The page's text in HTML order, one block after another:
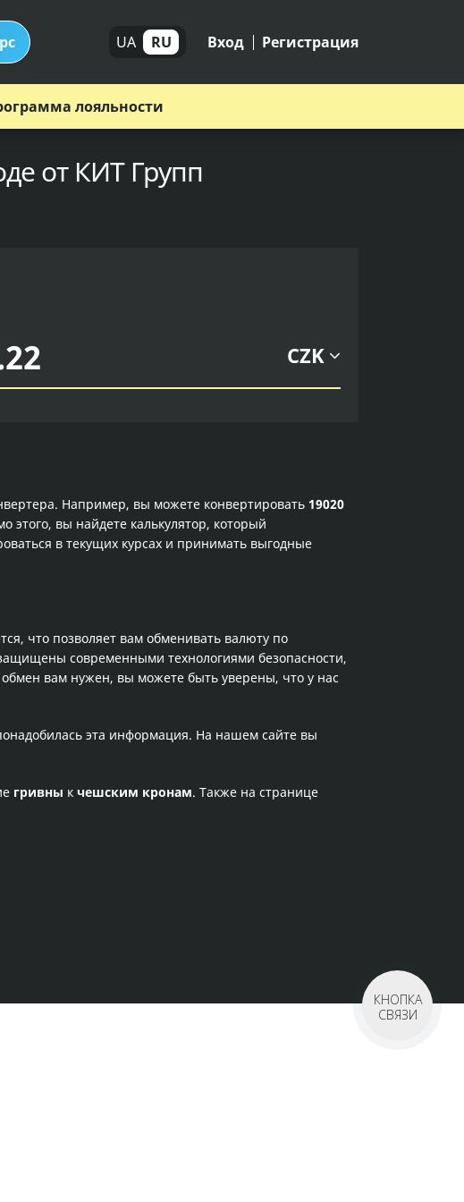
UA RU Вход Регистрация
лояльности
от КИТ Групп
CZK
Например, вы можете конвертировать 19020
вы найдете калькулятор, который
в текущих курсах и принимать выгодные
что позволяет вам обменивать валюту по
современными технологиями безопасности,
вам нужен, вы можете быть уверены, что у нас
эта информация. На нашем сайте вы
гривны к чешским кронам. Также на странице
КНОПКА
СВЯЗИ